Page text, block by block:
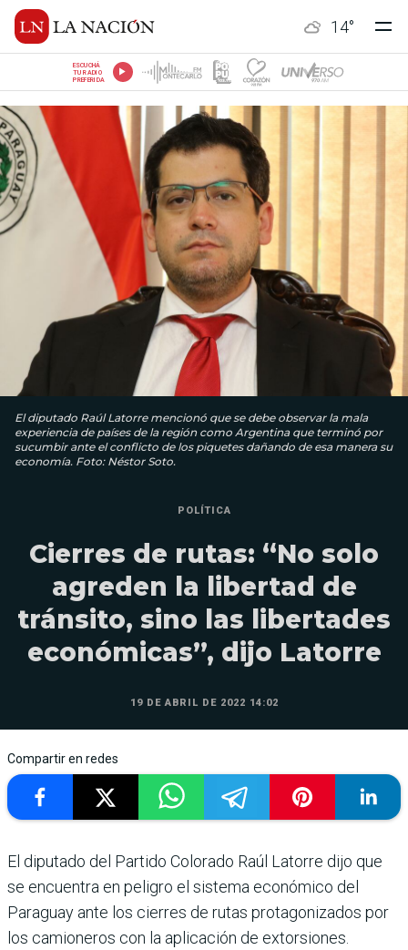
14°
ESCUCHÁ
TU RADIO
PREFERIDA
El diputado Raúl Latorre mencionó que se debe observar la mala
experiencia de países de la región como Argentina que terminó por
sucumbir ante el conflicto de los piquetes dañando de esa manera su
economía. Foto: Néstor Soto.
POLÍTICA
Cierres de rutas: “No solo
agreden la libertad de
tránsito, sino las libertades
económicas”, dijo Latorre
19 DE ABRIL DE 2022 14:02
Compartir en redes
El diputado del Partido Colorado Raúl Latorre dijo que
se encuentra en peligro el sistema económico del
Paraguay ante los cierres de rutas protagonizados por
los camioneros con la aplicación de extorsiones.